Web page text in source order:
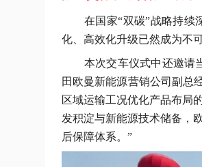
在国家“双碳”战略持续
化、高效化升级已然成为不
本次交车仪式中还邀请
田欧曼新能源营销公司副总
区域运输工况优化产品布局
发积淀与新能源技术储备，
后保障体系。 ”